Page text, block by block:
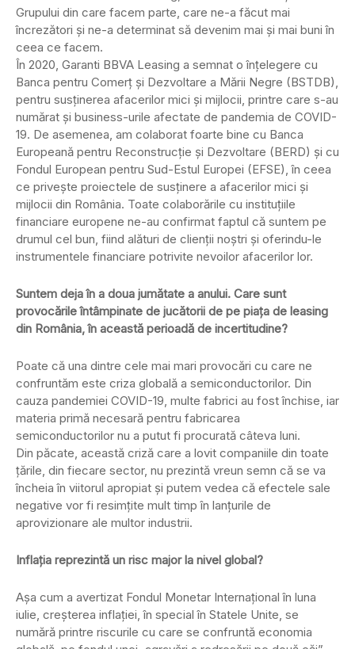
Grupului din care facem parte, care ne-a făcut mai
încrezători şi ne-a determinat să devenim mai şi mai buni în
ceea ce facem.
În 2020, Garanti BBVA Leasing a semnat o înţelegere cu
Banca pentru Comerţ şi Dezvoltare a Mării Negre (BSTDB),
pentru susţinerea afacerilor mici şi mijlocii, printre care s-au
numărat şi business-urile afectate de pandemia de COVID-
19. De asemenea, am colaborat foarte bine cu Banca
Europeană pentru Reconstrucţie şi Dezvoltare (BERD) şi cu
Fondul European pentru Sud-Estul Europei (EFSE), în ceea
ce priveşte proiectele de susţinere a afacerilor mici şi
mijlocii din România. Toate colaborările cu instituţiile
financiare europene ne-au confirmat faptul că suntem pe
drumul cel bun, fiind alături de clienţii noştri şi oferindu-le
instrumentele financiare potrivite nevoilor afacerilor lor.
Suntem deja în a doua jumătate a anului. Care sunt
provocările întâmpinate de jucătorii de pe piaţa de leasing
din România, în această perioadă de incertitudine?
Poate că una dintre cele mai mari provocări cu care ne
confruntăm este criza globală a semiconductorilor. Din
cauza pandemiei COVID-19, multe fabrici au fost închise, iar
materia primă necesară pentru fabricarea
semiconductorilor nu a putut fi procurată câteva luni.
Din păcate, această criză care a lovit companiile din toate
ţările, din fiecare sector, nu prezintă vreun semn că se va
încheia în viitorul apropiat şi putem vedea că efectele sale
negative vor fi resimţite mult timp în lanţurile de
aprovizionare ale multor industrii.
Inflaţia reprezintă un risc major la nivel global?
Aşa cum a avertizat Fondul Monetar Internaţional în luna
iulie, creşterea inflaţiei, în special în Statele Unite, se
numără printre riscurile cu care se confruntă economia